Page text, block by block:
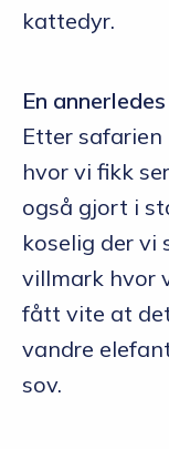
kattedyr.
En
Etter
hvor vi fikk
også gjort i
koselig der
villmark hvor
fått vite at
vandre
sov.